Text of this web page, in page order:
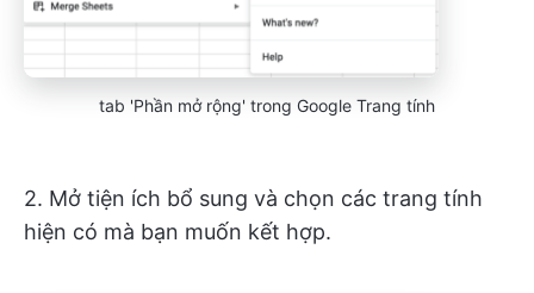
tab 'Phần mở rộng' trong Google Trang tính
2. Mở tiện ích bổ sung và chọn các trang tính
hiện có mà bạn muốn kết hợp.